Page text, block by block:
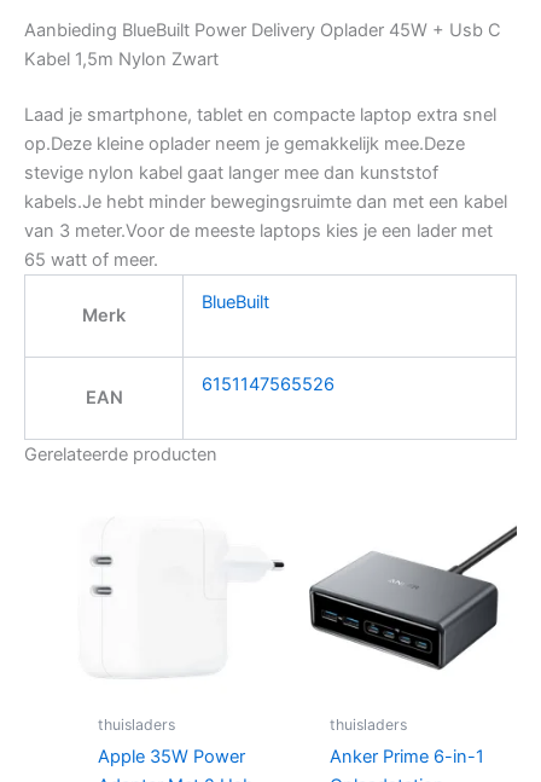
Aanbieding BlueBuilt Power Delivery Oplader 45W + Usb C
Kabel 1,5m Nylon Zwart
Laad je smartphone, tablet en compacte laptop extra snel
op.Deze kleine oplader neem je gemakkelijk mee.Deze
stevige nylon kabel gaat langer mee dan kunststof
kabels.Je hebt minder bewegingsruimte dan met een kabel
van 3 meter.Voor de meeste laptops kies je een lader met
65 watt of meer.
Merk
BlueBuilt
EAN
6151147565526
Gerelateerde producten
thuisladers
Apple 35W Power
thuisladers
Anker Prime 6-in-1